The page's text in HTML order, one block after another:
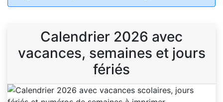
Calendrier 2026 avec
vacances, semaines et jours
fériés